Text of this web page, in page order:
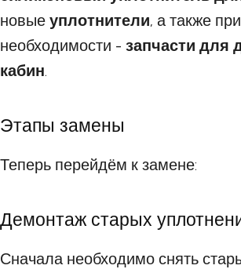
новые уплотнители, а также при
необходимости - запчасти для
кабин.
Этапы замены
Теперь перейдём к замене:
Демонтаж старых
Сначала необходимо снять